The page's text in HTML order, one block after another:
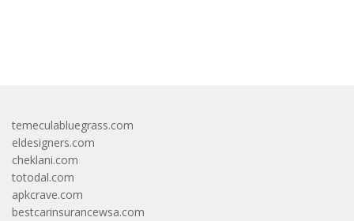
temeculabluegrass.com
eldesigners.com
cheklani.com
totodal.com
apkcrave.com
bestcarinsurancewsa.com